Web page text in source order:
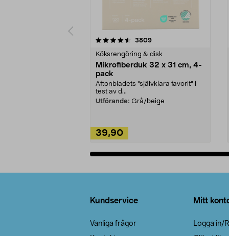
3809recensioner
Köksrengöring & disk
Mikrofiberduk 32 x 31 cm, 4-
pack
Aftonbladets "självklara favorit” i
test av d...
Utförande: Grå/beige
39,90
4.0av 5 stjärnor
Kundservice
Vanliga frågor
Mitt
Logga in/